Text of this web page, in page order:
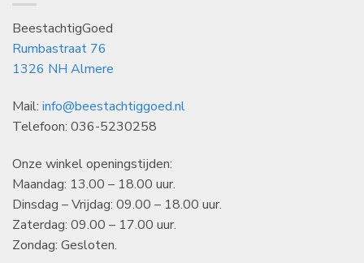
BeestachtigGoed
Rumbastraat 76
1326 NH Almere
Mail: info@beestachtiggoed.nl
Telefoon: 036-5230258
Onze winkel openingstijden:
Maandag: 13.00 – 18.00 uur.
Dinsdag – Vrijdag: 09.00 – 18.00 uur.
Zaterdag: 09.00 – 17.00 uur.
Zondag: Gesloten.